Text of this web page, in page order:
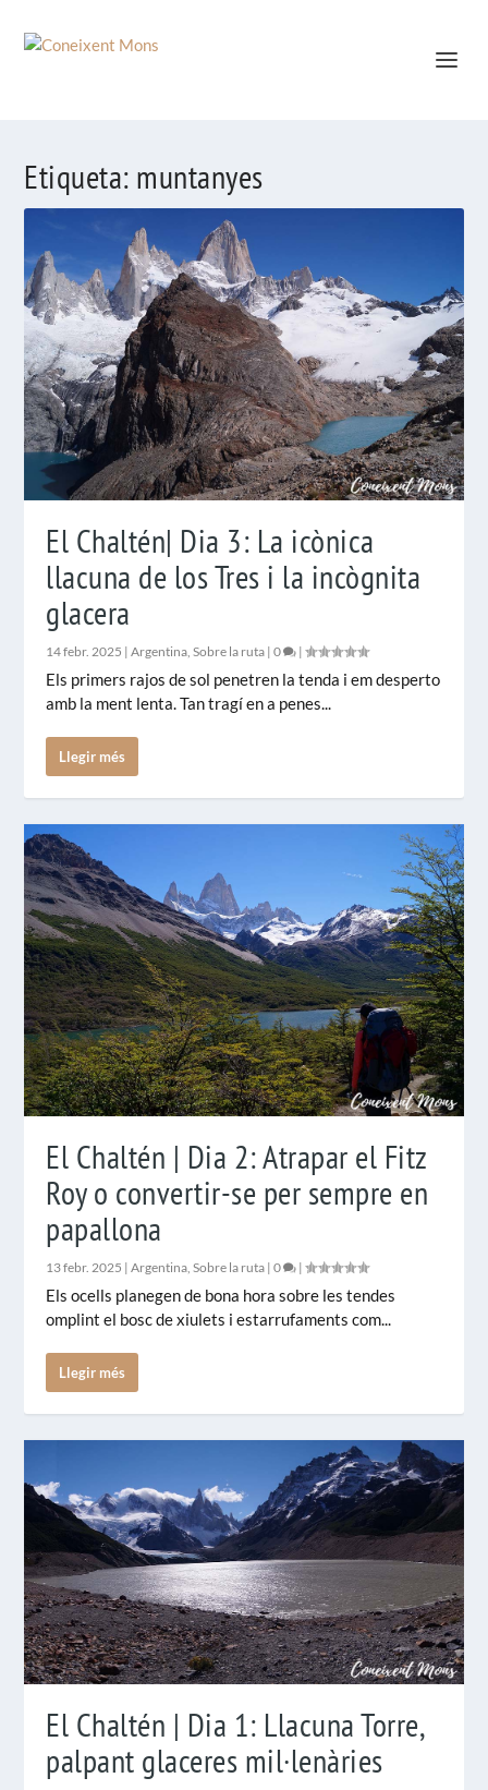
Etiqueta: muntanyes
El Chaltén| Dia 3: La icònica
llacuna de los Tres i la incògnita
glacera
14 febr. 2025 |Argentina ,Sobre la ruta |0 |
Els primers rajos de sol penetren la tenda i em desperto
amb la ment lenta. Tan tragí en a penes...
Llegir més
El Chaltén | Dia 2: Atrapar el Fitz
Roy o convertir-se per sempre en
papallona
13 febr. 2025 |Argentina ,Sobre la ruta |0 |
Els ocells planegen de bona hora sobre les tendes
omplint el bosc de xiulets i estarrufaments com...
Llegir més
El Chaltén | Dia 1: Llacuna Torre,
palpant glaceres mil·lenàries